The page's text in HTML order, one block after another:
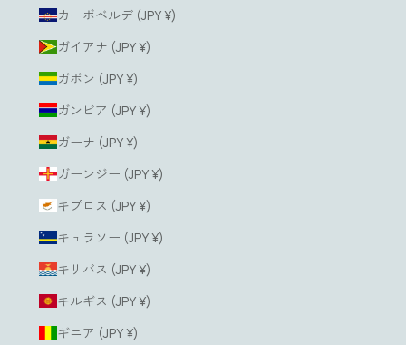
カーボベルデ (JPY ¥)
ガイアナ (JPY ¥)
ガボン (JPY ¥)
ガンビア (JPY ¥)
ガーナ (JPY ¥)
ガーンジー (JPY ¥)
キプロス (JPY ¥)
キュラソー (JPY ¥)
キリバス (JPY ¥)
キルギス (JPY ¥)
ギニア (JPY ¥)